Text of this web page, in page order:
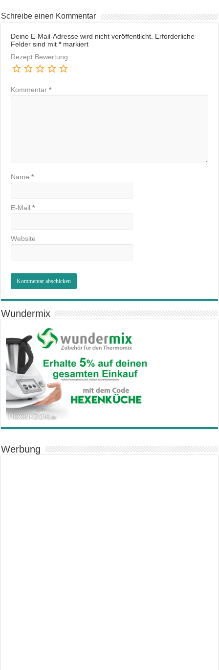
Schreibe einen Kommentar
Deine E-Mail-Adresse wird nicht veröffentlicht. Erforderliche
Felder sind mit*markiert
Rezept Bewertung
Kommentar*
Name*
E-Mail*
Website
Wundermix
Werbung